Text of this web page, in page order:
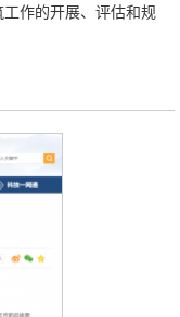
作的开展、评估和规